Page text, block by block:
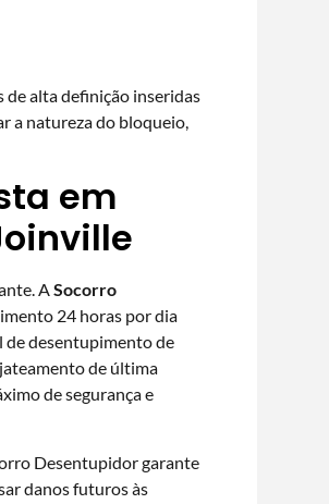
de alta definição inseridas
a natureza do bloqueio,
em
ASocorro
24 horas por dia
dedesentupimento de
de última
de segurança e
Desentupidor garante
danos futuros às